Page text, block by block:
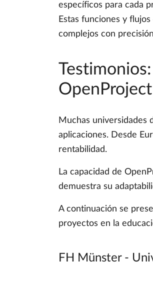
específicos para cada
Estas funciones y
complejos con
OpenProject
Muchas universidades
aplicaciones. Desde
rentabilidad.
La capacidad de
demuestra su
A continuación se
proyectos en la
FH Münster -